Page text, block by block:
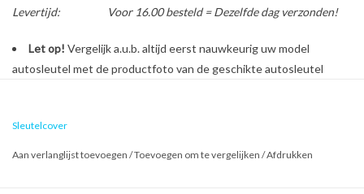
Levertijd:
Voor 16.00 besteld = Dezelfde dag verzonden!
Let op! Vergelijk a.u.b. altijd eerst nauwkeurig uw model
autosleutel met de productfoto van de geschikte autosleutel
Sleutelcover
Aan verlanglijst toevoegen /Toevoegen om te vergelijken /Afdrukken